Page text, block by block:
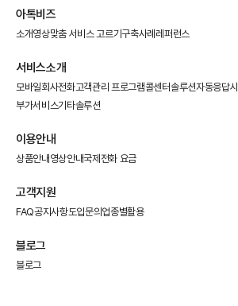
아톡비즈
소개영상맞춤 서비스 고르기구축사례 레퍼런스
서비스소개
모바일회사전화고객관리 프로그램콜센터솔루션자동응답
부가서비스기타솔루션
이용안내
상품안내 영상안내국제전화 요금
고객지원
FAQ공지사항도입문의 업종별활용
블로그
블로그